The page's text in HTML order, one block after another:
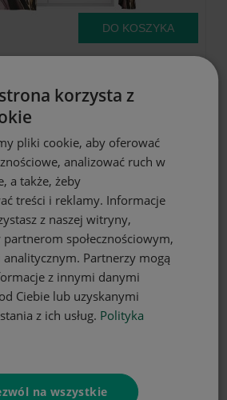
DO KOSZYKA
glamour
korzysta z
pliki cookie, aby oferować
analizować ruch w
a także, żeby
treści i reklamy. Informacje
z naszej witryny,
społecznościowym,
Partnerzy mogą
z innymi danymi
Ciebie lub uzyskanymi
z ich usług. Polityka
na wszystkie